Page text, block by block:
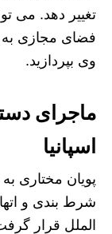
تغییر دهد. می
فضای مجازی
وی بپردازید.
ماجرای
اسپانیا
پویان مختاری
شرط بندی و